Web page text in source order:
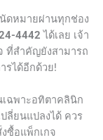
ดหมายผ่านทุกช่อง
4442 ได้เลย เจ้า
ที่สำคัญยังสามารถ
รได้อีกด้วย!
ฉพาะอทิตาคลินิก
ลี่ยนแปลงได้ ควร
ซื้อแพ็กเกจ